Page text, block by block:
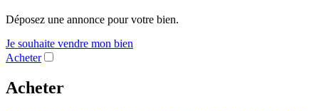
Déposez une annonce pour votre bien.
Je souhaite vendre mon bien
Acheter
Acheter